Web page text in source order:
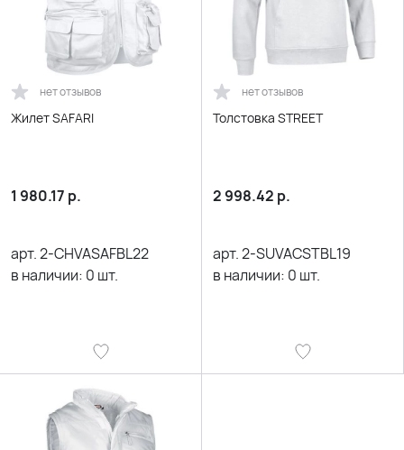
нет отзывов
Жилет SAFARI
1 980.17 р.
арт.2-CHVASAFBL22
в наличии: 0 шт.
нет отзывов
Толстовка STREET
2 998.42 р.
арт.2-SUVACSTBL19
в наличии: 0 шт.